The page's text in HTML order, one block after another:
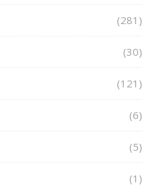
(281)
(30)
(121)
(6)
(5)
(1)